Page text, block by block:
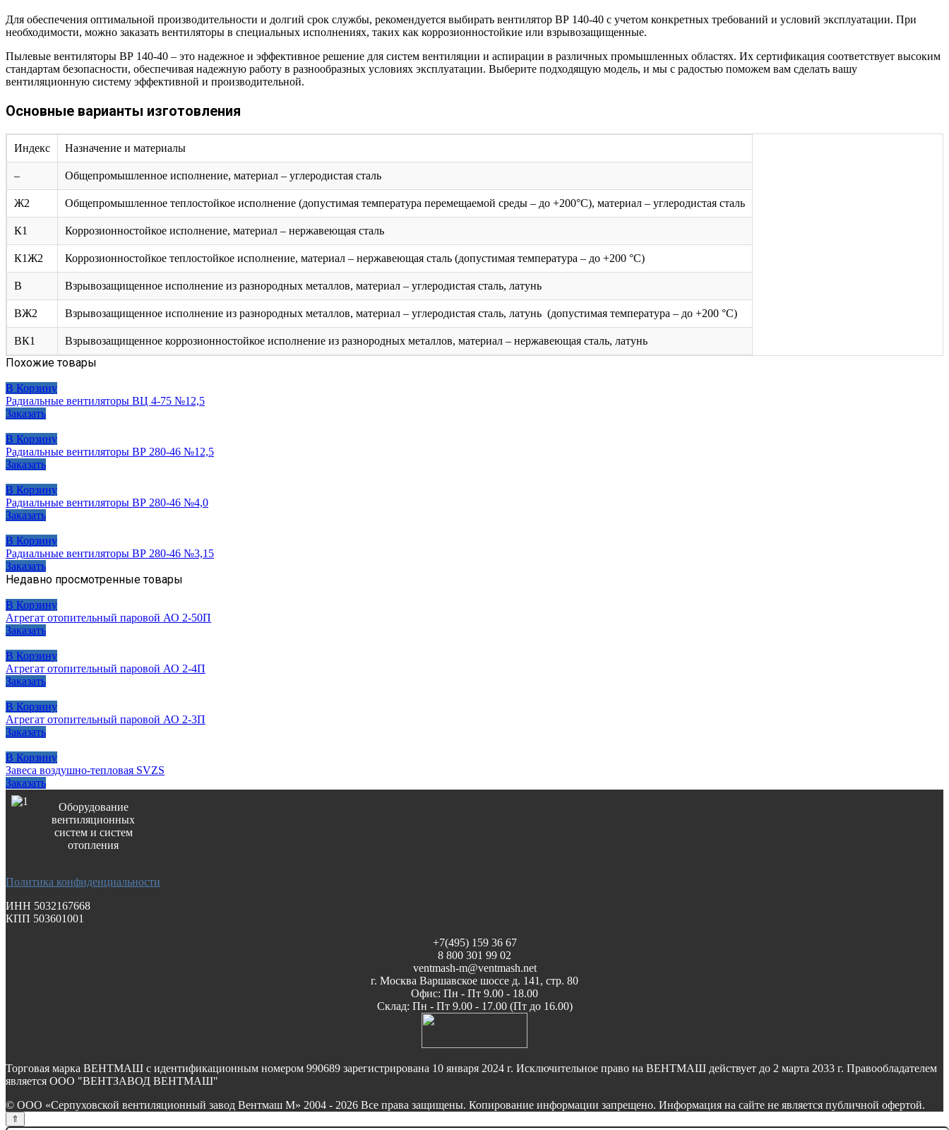
Для обеспечения оптимальной производительности и долгий срок службы, рекомендуется выбирать вентилятор ВР 140-40 с учетом конкретных требований и условий эксплуатации. При
необходимости, можно заказать вентиляторы в специальных исполнениях, таких как коррозионностойкие или взрывозащищенные.
Пылевые вентиляторы ВР 140-40 – это надежное и эффективное решение для систем вентиляции и аспирации в различных промышленных областях. Их сертификация соответствует высоким
стандартам безопасности, обеспечивая надежную работу в разнообразных условиях эксплуатации. Выберите подходящую модель, и мы с радостью поможем вам сделать вашу
вентиляционную систему эффективной и производительной.
Основные варианты изготовления
Индекс Назначение и материалы
– Общепромышленное исполнение, материал – углеродистая сталь
Ж2 Общепромышленное теплостойкое исполнение (допустимая температура перемещаемой среды – до +200°С), материал – углеродистая сталь
К1 Коррозионностойкое исполнение, материал – нержавеющая сталь
К1Ж2 Коррозионностойкое теплостойкое исполнение, материал – нержавеющая сталь (допустимая температура – до +200 °C)
В Взрывозащищенное исполнение из разнородных металлов, материал – углеродистая сталь, латунь
ВЖ2 Взрывозащищенное исполнение из разнородных металлов, материал – углеродистая сталь, латунь (допустимая температура – до +200 °C)
ВК1 Взрывозащищенное коррозионностойкое исполнение из разнородных металлов, материал – нержавеющая сталь, латунь
Похожие товары
В Корзину
Радиальные вентиляторы ВЦ 4-75 №12,5
Заказать
В Корзину
Радиальные вентиляторы ВР 280-46 №12,5
Заказать
В Корзину
Радиальные вентиляторы ВР 280-46 №4,0
Заказать
В Корзину
Радиальные вентиляторы ВР 280-46 №3,15
Заказать
Недавно просмотренные товары
В Корзину
Агрегат отопительный паровой АО 2-50П
Заказать
В Корзину
Агрегат отопительный паровой АО 2-4П
Заказать
В Корзину
Агрегат отопительный паровой АО 2-3П
Заказать
В Корзину
Завеса воздушно-тепловая SVZS
Заказать
Оборудование
вентиляционных
систем и систем
отопления
Политика конфиденциальности
ИНН 5032167668
КПП 503601001
+7(495) 159 36 67
8 800 301 99 02
ventmash-m@ventmash.net
г. Москва Варшавское шоссе д. 141, стр. 80
Офис: Пн - Пт 9.00 - 18.00
Склад: Пн - Пт 9.00 - 17.00 (Пт до 16.00)
Торговая марка ВЕНТМАШ с идентификационным номером 990689 зарегистрирована 10 января 2024 г. Исключительное право на ВЕНТМАШ действует до 2 марта 2033 г. Правообладателем
является ООО "ВЕНТЗАВОД ВЕНТМАШ"
© ООО «Серпуховской вентиляционный завод Вентмаш М» 2004 - 2026 Все права защищены. Копирование информации запрещено. Информация на сайте не является публичной офертой.